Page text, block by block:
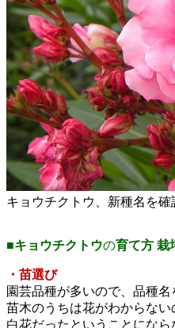
キョウチクトウ、新種名を確
■キョウチクトウの育て方 栽
・苗選び
園芸品種が多いので、品種名
苗木のうちは花がわからな
白花だったということになら